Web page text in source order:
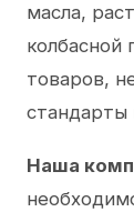
масла,
колбасной
товаров,
стандарты
Наша